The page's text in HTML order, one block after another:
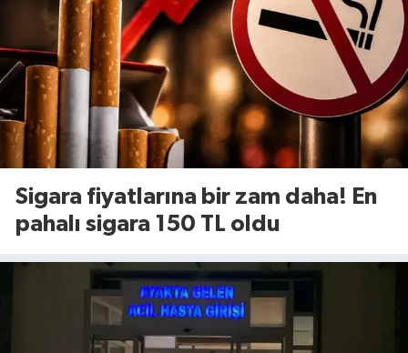
Sigara fiyatlarına bir zam daha! En
pahalı sigara 150 TL oldu